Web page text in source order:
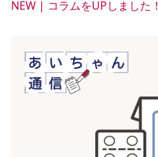
NEW | コラムをUPしました！